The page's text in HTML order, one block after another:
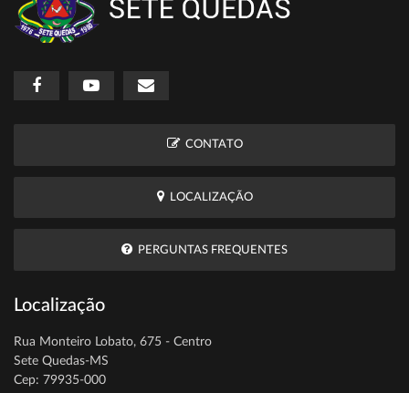
CONTATO
LOCALIZAÇÃO
PERGUNTAS FREQUENTES
Localização
Rua Monteiro Lobato, 675 - Centro
Sete Quedas-MS
Cep: 79935-000